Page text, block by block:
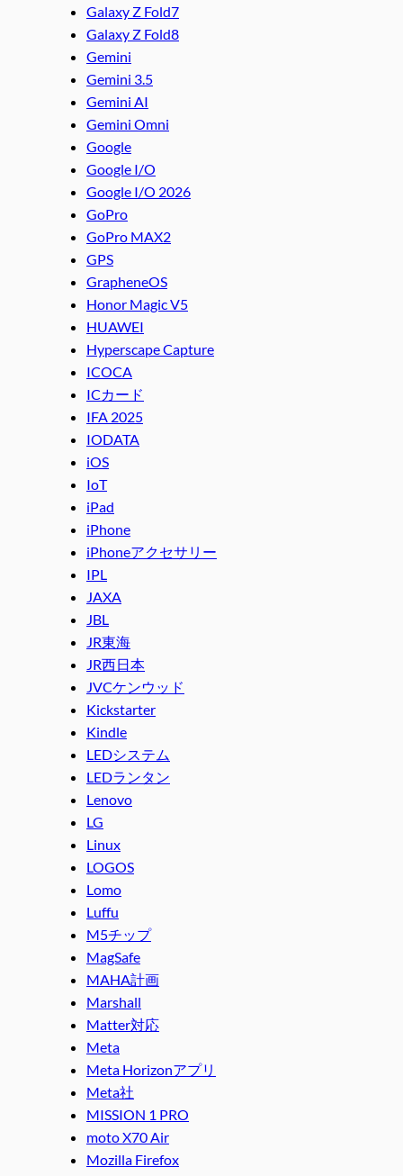
Galaxy Z Fold7
Galaxy Z Fold8
Gemini
Gemini 3.5
Gemini AI
Gemini Omni
Google
Google I/O
Google I/O 2026
GoPro
GoPro MAX2
GPS
GrapheneOS
Honor Magic V5
HUAWEI
Hyperscape Capture
ICOCA
ICカード
IFA 2025
IODATA
iOS
IoT
iPad
iPhone
iPhoneアクセサリー
IPL
JAXA
JBL
JR東海
JR西日本
JVCケンウッド
Kickstarter
Kindle
LEDシステム
LEDランタン
Lenovo
LG
Linux
LOGOS
Lomo
Luffu
M5チップ
MagSafe
MAHA計画
Marshall
Matter対応
Meta
Meta Horizonアプリ
Meta社
MISSION 1 PRO
moto X70 Air
Mozilla Firefox